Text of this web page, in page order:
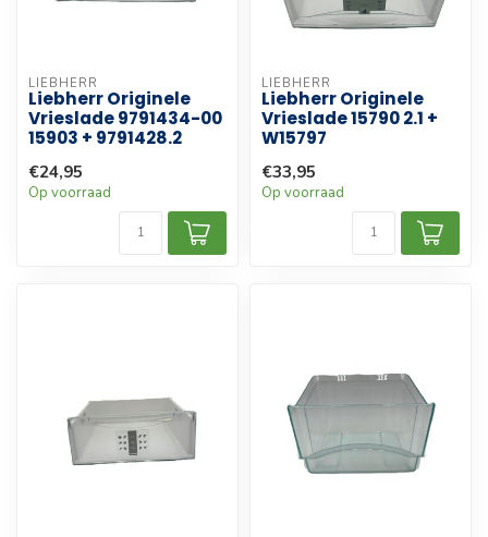
LIEBHERR
Liebherr Originele
Vrieslade 9791434-00
15903 + 9791428.2
€24,95
Op voorraad
LIEBHERR
Liebherr Originele
Vrieslade 15790 2.1 +
W15797
€33,95
Op voorraad